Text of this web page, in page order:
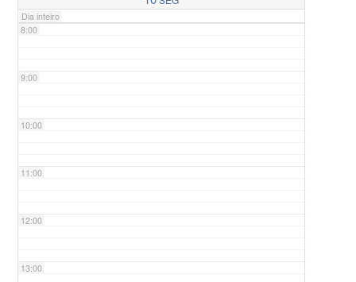
Dia inteiro
8:00
9:00
10:00
11:00
12:00
13:00